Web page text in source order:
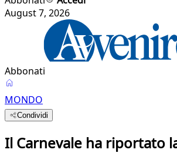
August 7, 2026
Abbonati
MONDO
Condividi
Il Carnevale ha riportato